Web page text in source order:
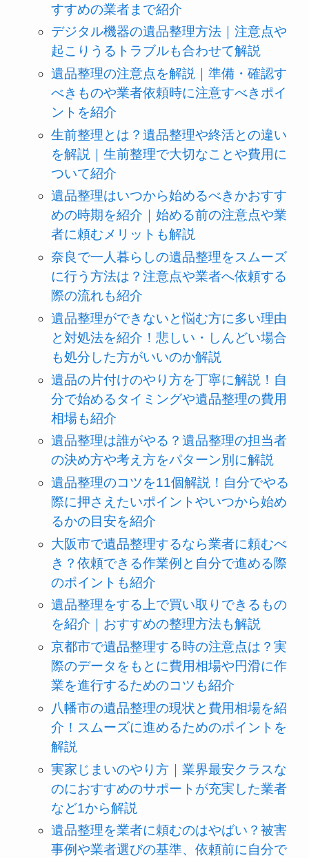
すすめの業者まで紹介
デジタル機器の遺品整理方法｜注意点や
起こりうるトラブルも合わせて解説
遺品整理の注意点を解説｜準備・確認す
べきものや業者依頼時に注意すべきポイ
ントを紹介
生前整理とは？遺品整理や終活との違い
を解説｜生前整理で大切なことや費用に
ついて紹介
遺品整理はいつから始めるべきかおすす
めの時期を紹介｜始める前の注意点や業
者に頼むメリットも解説
奈良で一人暮らしの遺品整理をスムーズ
に行う方法は？注意点や業者へ依頼する
際の流れも紹介
遺品整理ができないと悩む方に多い理由
と対処法を紹介！悲しい・しんどい場合
も処分した方がいいのか解説
遺品の片付けのやり方を丁寧に解説！自
分で始めるタイミングや遺品整理の費用
相場も紹介
遺品整理は誰がやる？遺品整理の担当者
の決め方や考え方をパターン別に解説
遺品整理のコツを11個解説！自分でやる
際に押さえたいポイントやいつから始め
るかの目安を紹介
大阪市で遺品整理するなら業者に頼むべ
き？依頼できる作業例と自分で進める際
のポイントも紹介
遺品整理をする上で買い取りできるもの
を紹介｜おすすめの整理方法も解説
京都市で遺品整理する時の注意点は？実
際のデータをもとに費用相場や円滑に作
業を進行するためのコツも紹介
八幡市の遺品整理の現状と費用相場を紹
介！スムーズに進めるためのポイントを
解説
実家じまいのやり方｜業界最安クラスな
のにおすすめのサポートが充実した業者
など1から解説
遺品整理を業者に頼むのはやばい？被害
事例や業者選びの基準、依頼前に自分で